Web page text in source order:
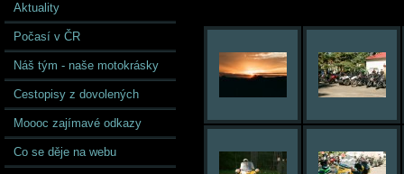
Aktuality
Počasí v ČR
Náš tým - naše motokrásky
Cestopisy z dovolených
Moooc zajímavé odkazy
Co se děje na webu